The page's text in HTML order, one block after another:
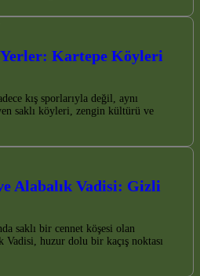
Kartepe Köyleri
kış sporlarıyla değil, aynı
saklı köyleri, zengin kültürü ve
Alabalık Vadisi: Gizli
saklı bir cennet köşesi olan
Vadisi, huzur dolu bir kaçış noktası